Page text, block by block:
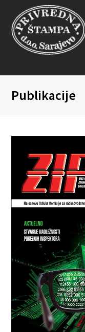
Publikacije